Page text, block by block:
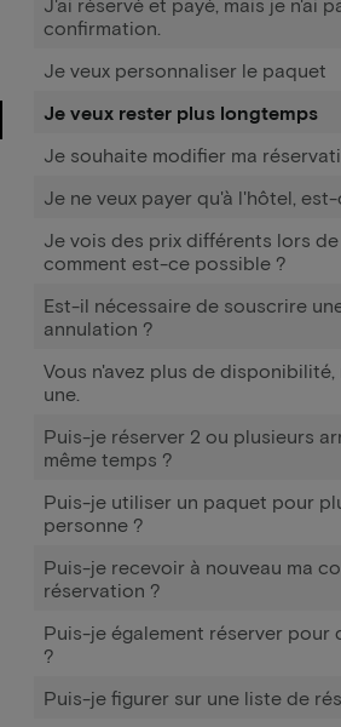
confirmation.
Je veux personnaliser le paquet
Je veux rester plus longtemps
Je souhaite modifier ma
Je ne veux payer qu'à l'hôtel,
Je vois des prix différents lors de
comment est-ce possible ?
Est-il nécessaire de souscrire
annulation ?
Vous n'avez plus de disponibilité,
une.
Puis-je réserver 2 ou plusieurs
même temps ?
Puis-je utiliser un paquet pour
personne ?
Puis-je recevoir à nouveau ma
réservation ?
Puis-je également réserver pour
?
Puis-je figurer sur une liste de